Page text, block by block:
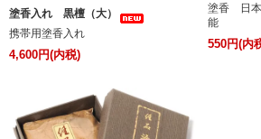
塗香入れ 黒檀（大）
携帯用塗香入れ
4,600円(内税)
塗香 日
能
550円(内